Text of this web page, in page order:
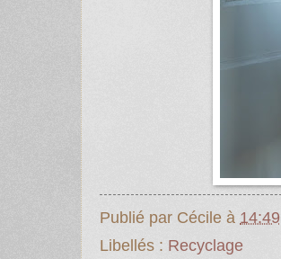
Publié par Cécile à 14:49
Libellés : Recyclage